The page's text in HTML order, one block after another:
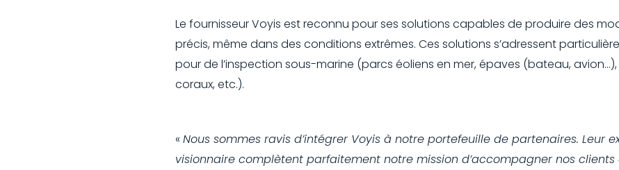
Le fournisseur Voyis est reconnu pour ses solutions capables de produire des
précis, même dans des conditions extrêmes. Ces solutions s’adressent
pour de l’inspection sous-marine (parcs éoliens en mer, épaves (bateau,
coraux, etc.).
« Nous sommes ravis d’intégrer Voyis à notre portefeuille de partenaires. Leur
visionnaire complètent parfaitement notre mission d’accompagner nos